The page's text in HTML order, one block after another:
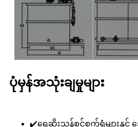
ပုံမှန်အသုံးချမှုများ
✔️ရေဆိုးသန့်စင်စက်ရုံများနှင့်